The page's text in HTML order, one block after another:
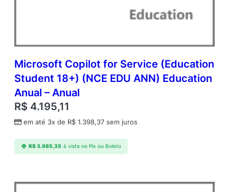
Microsoft Copilot for Service (Education
Student 18+) (NCE EDU ANN) Education
Anual – Anual
R$ 4.195,11
em até 3x de R$ 1.398,37 sem juros
R$3.985,35 à vista no Pix ou Boleto